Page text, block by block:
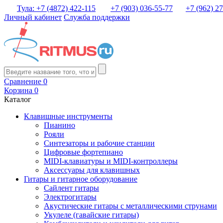
Тула: +7 (4872) 422-115 +7 (903) 036-55-77
+7 (962)
Личный кабинет Служба поддержки
Сравнение 0
Корзина 0
Каталог
Клавишные инструменты
Пианино
Рояли
Синтезаторы и рабочие станции
Цифровые фортепиано
MIDI-клавиатуры и MIDI-контроллеры
Аксессуары для клавишных
Гитары и гитарное оборудование
Сайлент гитары
Электрогитары
Акустические гитары с металлическими струнами
Укулеле (гавайские гитары)